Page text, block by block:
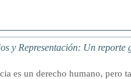
y Representación: Un
es un derecho humano, pero